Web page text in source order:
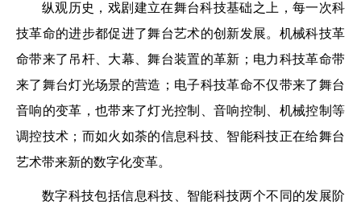
纵观历史，戏剧建立在舞台科技基础之上，每一次科
技革命的进步都促进了舞台艺术的创新发展。机械科技革
命带来了吊杆、大幕、舞台装置的革新；电力科技革命带
来了舞台灯光场景的营造；电子科技革命不仅带来了舞台
音响的变革，也带来了灯光控制、音响控制、机械控制等
调控技术；而如火如荼的信息科技、智能科技正在给舞台
艺术带来新的数字化变革。
数字科技包括信息科技、智能科技两个不同的发展阶